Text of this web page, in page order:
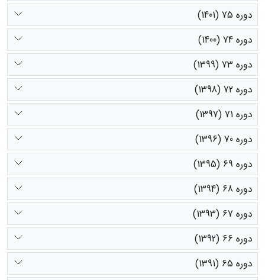
دوره 75 (1401)
دوره 74 (1400)
دوره 73 (1399)
دوره 72 (1398)
دوره 71 (1397)
دوره 70 (1396)
دوره 69 (1395)
دوره 68 (1394)
دوره 67 (1393)
دوره 66 (1392)
دوره 65 (1391)